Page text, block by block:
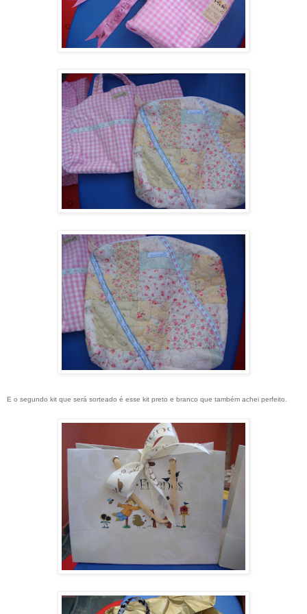
E o segundo kit que será sorteado é esse kit preto e branco que também achei perfeito.